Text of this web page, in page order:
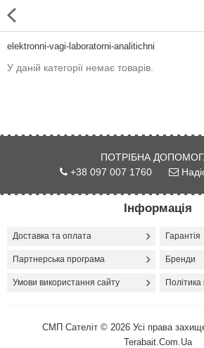
Професійний посуд
Системи кондиціонування
Клінінгове обладнання і
професійна хімія
водопідготовки
elektronni-vagi-laboratorni-analitichni
У даній категорії немає товарів.
ПОТРІБНА
+38 097 007 1760
Інформація
Доставка та оплата Гарантія
Партнерська програма Бренди
Умови використання сайту Політика
СМП Сателіт © 2026 Усі права
Terabait.Com.Ua